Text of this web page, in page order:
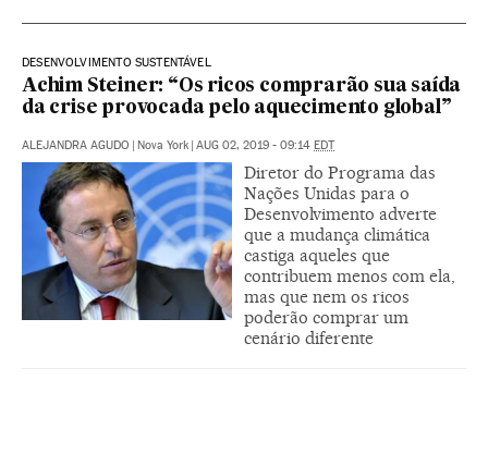
DESENVOLVIMENTO SUSTENTÁVEL
Achim Steiner: “Os ricos comprarão sua saída
da crise provocada pelo aquecimento global”
ALEJANDRA AGUDO Nova York AUG 02, 2019 - 09:14 EDT
Diretor do Programa das
Nações Unidas para o
Desenvolvimento adverte
que a mudança climática
castiga aqueles que
contribuem menos com ela,
mas que nem os ricos
poderão comprar um
cenário diferente